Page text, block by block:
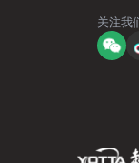
关注我